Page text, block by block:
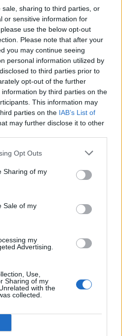
sharing to third parties, or
or sensitive information for
use the below opt-out
Please note that after your
you may continue seeing
personal information utilized by
to third parties prior to
opt-out of the further
by third parties on the
This information may
parties on the IAB’s List of
may further disclose it to other
Opt Outs
Sharing of my
Sale of my
my
Advertising.
Use,
Sharing of my
with the
collected.